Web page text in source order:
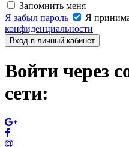
Запомнить меня
Я забыл пароль
Я
конфиденциальности
Вход в личный кабинет
Войти через
сети: